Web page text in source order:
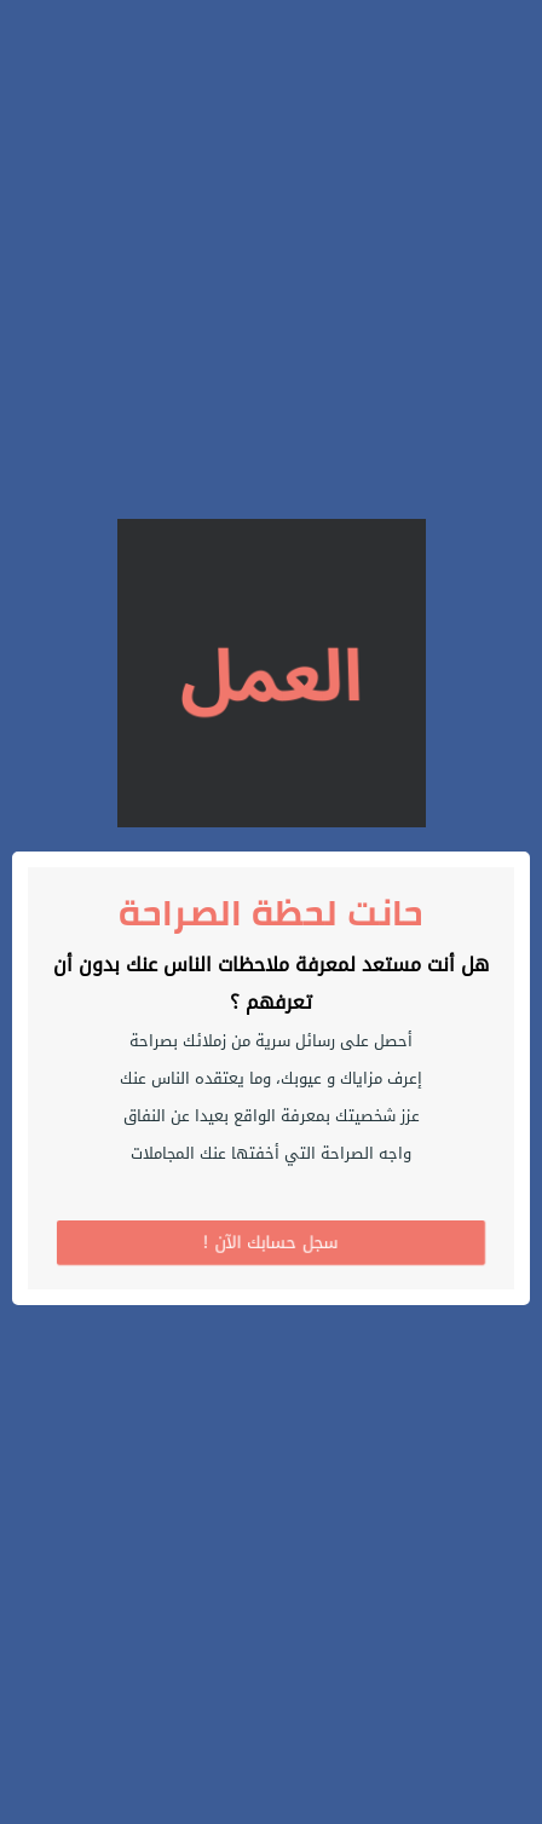
حانت لحظة الصراحة
هل أنت مستعد لمعرفة ملاحظات الناس عنك بدون أن
تعرفهم ؟
أحصل على رسائل سرية من زملائك بصراحة
إعرف مزاياك و عيوبك، وما يعتقده الناس عنك
عزز شخصيتك بمعرفة الواقع بعيدا عن النفاق
واجه الصراحة التي أخفتها عنك المجاملات
! سجل حسابك الآن